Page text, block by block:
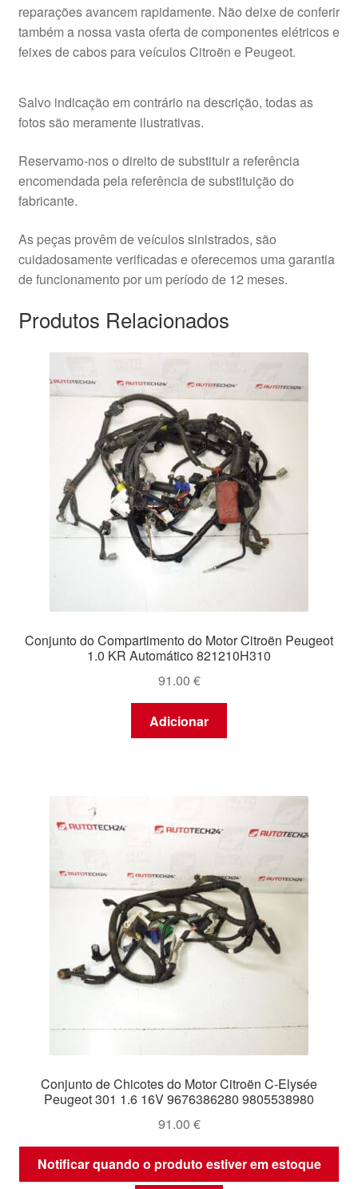
reparações avancem rapidamente. Não deixe de conferir
também a nossa vasta oferta de componentes elétricos e
feixes de cabos para veículos Citroën e Peugeot.
Salvo indicação em contrário na descrição, todas as
fotos são meramente ilustrativas.
Reservamo-nos o direito de substituir a referência
encomendada pela referência de substituição do
fabricante.
As peças provêm de veículos sinistrados, são
cuidadosamente verificadas e oferecemos uma garantia
de funcionamento por um período de 12 meses.
Produtos Relacionados
Conjunto do Compartimento do Motor Citroën Peugeot
1.0 KR Automático 821210H310
91.00 €
Adicionar
Conjunto de Chicotes do Motor Citroën C-Elysée
Peugeot 301 1.6 16V 9676386280 9805538980
91.00 €
Notificar quando o produto estiver em estoque